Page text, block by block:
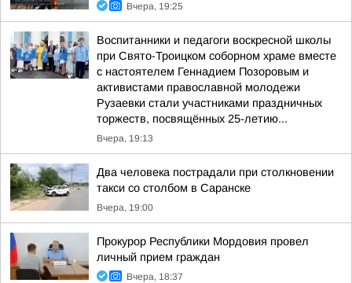
Вчера, 19:25
Воспитанники и педагоги воскресной школы
при Свято-Троицком соборном храме вместе
с настоятелем Геннадием Позоровым и
активистами православной молодежи
Рузаевки стали участниками праздничных
торжеств, посвящённых 25-летию...
Вчера, 19:13
Два человека пострадали при столкновении
такси со столбом в Саранске
Вчера, 19:00
Прокурор Республики Мордовия провел
личный прием граждан
Вчера, 18:37